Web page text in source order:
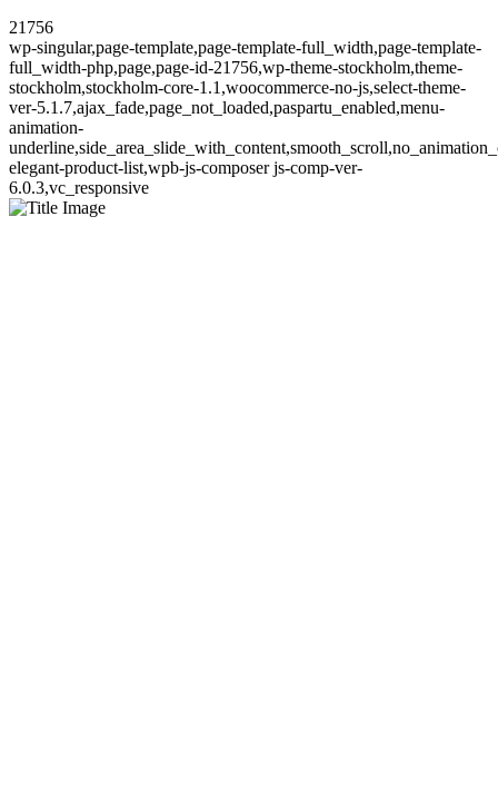
21756
wp-singular,page-template,page-template-full_width,page-template-
full_width-php,page,page-id-21756,wp-theme-stockholm,theme-
stockholm,stockholm-core-1.1,woocommerce-no-js,select-theme-
ver-5.1.7,ajax_fade,page_not_loaded,paspartu_enabled,menu-
animation-
elegant-product-list,wpb-js-composer js-comp-ver-
6.0.3,vc_responsive